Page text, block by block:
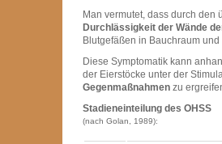
Man vermutet, dass durch
Durchlässigkeit der Wände
Blutgefäßen in Bauchraum
Diese Symptomatik kann
der Eierstöcke unter der
Gegenmaßnahmen zu
Stadieneinteilung des OHSS
(nach Golan, 1989):